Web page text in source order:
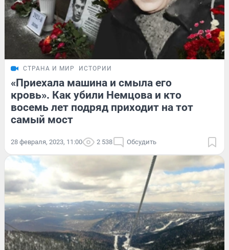
СТРАНА И МИР ИСТОРИИ
«Приехала машина и смыла его
кровь». Как убили Немцова и кто
восемь лет подряд приходит на тот
самый мост
28 февраля, 2023, 11:00 2 538 Обсудить